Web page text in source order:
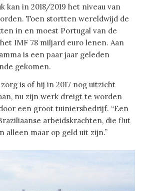
kan in 2018/2019 het niveau van
Toen stortten wereldwijd de
in en moest Portugal van de
IMF 78 miljard euro lenen. Aan
is een paar jaar geleden
gekomen.
zorg is of hij in 2017 nog uitzicht
nu zijn werk dreigt te worden
een groot tuiniersbedrijf. “Een
arbeidskrachten, die flut
alleen maar op geld uit zijn.”